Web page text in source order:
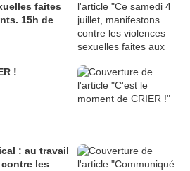
faites
15h de
!
: au travail
les